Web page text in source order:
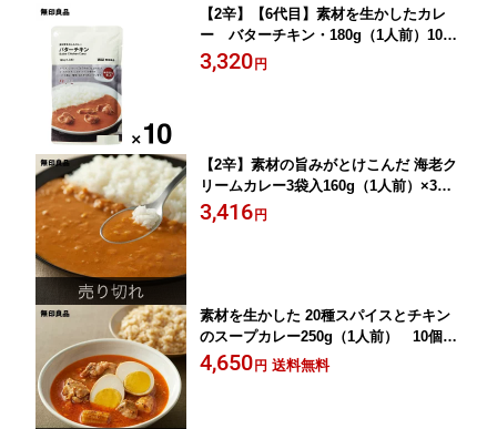
【2辛】【6代目】素材を生かしたカレ
ー バターチキン・180g（1人前）10個
セット 2024年発売 ローリングストッ
ク 備蓄 防災【無印良品 公式】
3,320 円
【2辛】素材の旨みがとけこんだ 海老ク
リームカレー3袋入160g（1人前）×3
袋 8セット24袋 防災 備蓄 ローリ
ングストック【無印良品 公式】
3,416 円
素材を生かした 20種スパイスとチキン
のスープカレー250g（1人前） 10個セ
ット【無印良品 公式】
4,650 円 送料無料